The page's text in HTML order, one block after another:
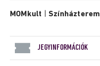
MOMkult |Színházterem
JEGYINFORMÁCIÓK